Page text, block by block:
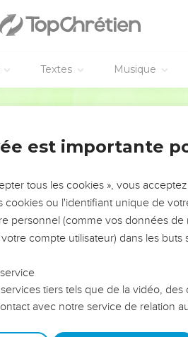
Textes Musique
!
?
foi ou leur vision. Mais on voit
alors même que ce sont
sur les erreurs
afin que leurs erreurs
un groupe ou une famille,
est importante
tous les cookies », vous
cookies ou l'identifiant unique de
personnel (comme vos données de
compte utilisateur) dans les buts
tiers tels que de la vidéo,
avec notre service de relation